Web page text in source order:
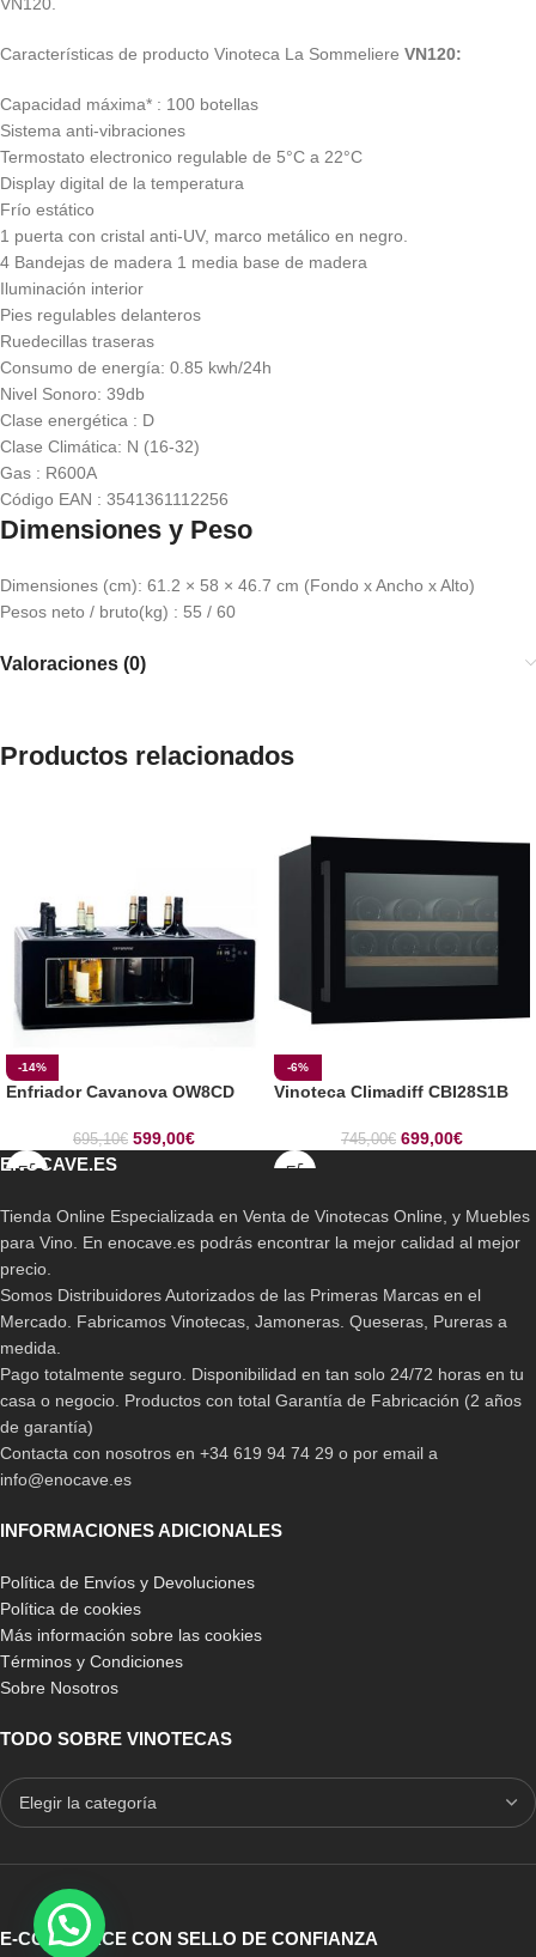
Características de producto Vinoteca La Sommeliere VN120:
Capacidad máxima* : 100 botellas
Sistema anti-vibraciones
Termostato electronico regulable de 5°C a 22°C
Display digital de la temperatura
Frío estático
1 puerta con cristal anti-UV, marco metálico en negro.
4 Bandejas de madera 1 media base de madera
Iluminación interior
Pies regulables delanteros
Ruedecillas traseras
Consumo de energía: 0.85 kwh/24h
Nivel Sonoro: 39db
Clase energética : D
Clase Climática: N (16-32)
Gas : R600A
Código EAN : 3541361112256
Dimensiones y Peso
Dimensiones (cm): 61.2 × 58 × 46.7 cm (Fondo x Ancho x Alto)
Pesos neto / bruto(kg) : 55 / 60
Valoraciones (0)
Productos relacionados
-14%
Enfriador Cavanova OW8CD
695,10€ 599,00€
-6%
Vinoteca Climadiff CBI28S1B
745,00€ 699,00€
ENOCAVE.ES
Tienda Online Especializada en Venta de Vinotecas Online, y Muebles
para Vino. En enocave.es podrás encontrar la mejor calidad al mejor
precio.
Somos Distribuidores Autorizados de las Primeras Marcas en el
Mercado. Fabricamos Vinotecas, Jamoneras. Queseras, Pureras a
medida.
Pago totalmente seguro. Disponibilidad en tan solo 24/72 horas en tu
casa o negocio. Productos con total Garantía de Fabricación (2 años
de garantía)
Contacta con nosotros en +34 619 94 74 29 o por email a
info@enocave.es
INFORMACIONES ADICIONALES
Política de Envíos y Devoluciones
Política de cookies
Más información sobre las cookies
Términos y Condiciones
Sobre Nosotros
TODO SOBRE VINOTECAS
E-COMMERCE CON SELLO DE CONFIANZA